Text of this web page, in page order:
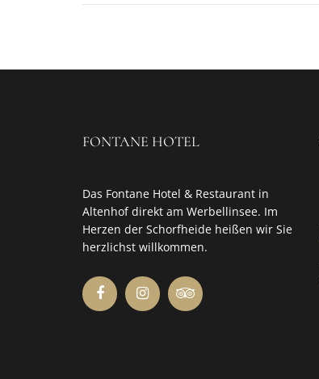
FONTANE HOTEL
Das Fontane Hotel & Restaurant in
Altenhof direkt am Werbellinsee. Im
Herzen der Schorfheide heißen wir Sie
herzlichst willkommen.